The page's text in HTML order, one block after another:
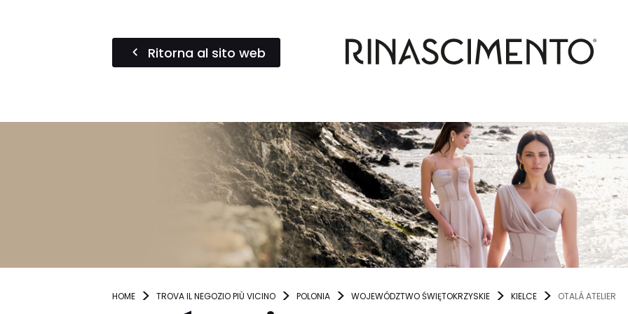
Ritorna al sito web
HOME TROVA IL NEGOZIO PIÙ VICINO POLONIA WOJEWÓDZTWO ŚWIĘTOKRZYSKIE KIELCE OTALÁ ATELIER